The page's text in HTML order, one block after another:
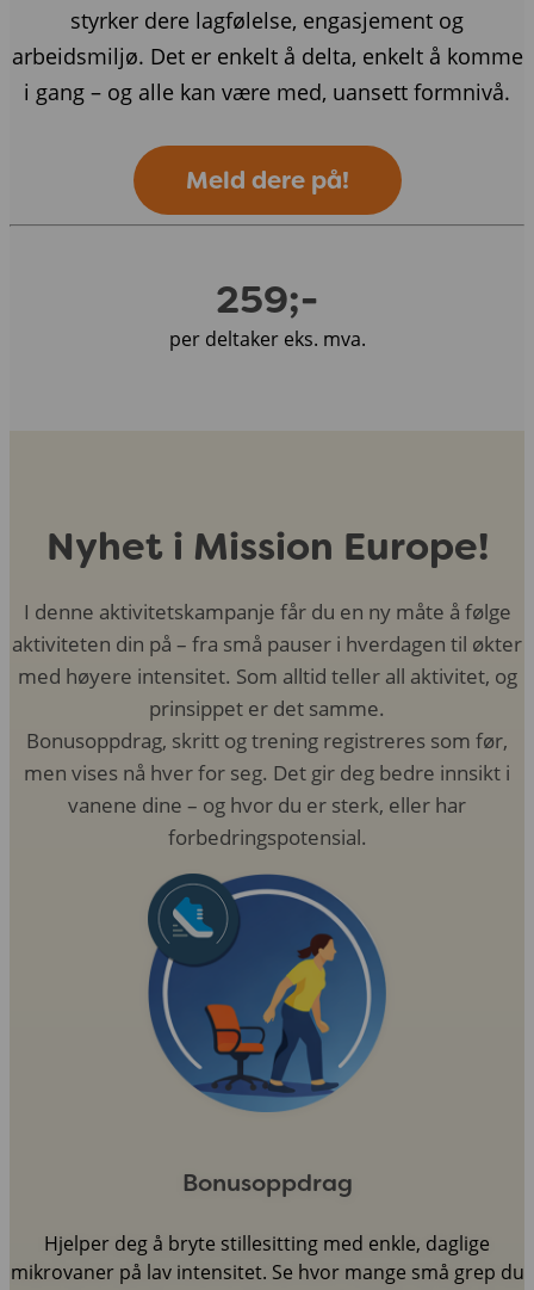
styrker dere lagfølelse, engasjement og
arbeidsmiljø. Det er enkelt å delta, enkelt å komme
i gang – og alle kan være med, uansett formnivå.
Meld dere på!
259;-
per deltaker eks. mva.
Nyhet i Mission Europe!
I denne aktivitetskampanje får du en ny måte å følge
aktiviteten din på – fra små pauser i hverdagen til økter
med høyere intensitet. Som alltid teller all aktivitet, og
prinsippet er det samme.
Bonusoppdrag, skritt og trening registreres som før,
men vises nå hver for seg. Det gir deg bedre innsikt i
vanene dine – og hvor du er sterk, eller har
forbedringspotensial.
Bonusoppdrag
Hjelper deg å bryte stillesitting med enkle, daglige
mikrovaner på lav intensitet. Se hvor mange små grep du